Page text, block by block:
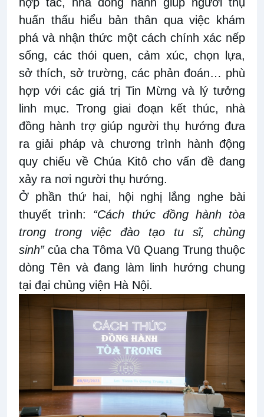
huấn thấu hiểu bản thân qua việc khám
phá và nhận thức một cách chính xác nếp
sống, các thói quen, cảm xúc, chọn lựa,
sở thích, sở trường, các phản đoán… phù
hợp với các giá trị Tin Mừng và lý tưởng
linh mục. Trong giai đoạn kết thúc, nhà
đồng hành trợ giúp người thụ hướng đưa
ra giải pháp và chương trình hành động
quy chiếu về Chúa Kitô cho vấn đề đang
xảy ra nơi người thụ hướng.
Ở phần thứ hai, hội nghị lắng nghe bài
thuyết trình: “Cách thức đồng hành tòa
trong trong việc đào tạo tu sĩ, chủng
sinh”của cha Tôma Vũ Quang Trung thuộc
dòng Tên và đang làm linh hướng chung
tại đại chủng viện Hà Nội.